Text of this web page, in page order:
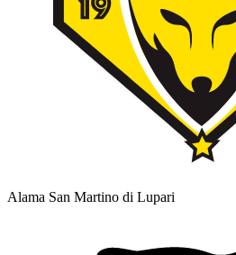
Alama San Martino di Lupari